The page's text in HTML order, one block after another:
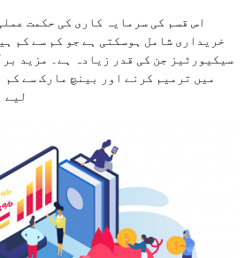
اس قسم کی سرمایہ کاری کی حکمت
خریداری شامل ہوسکتی ہے جو کم سے کم
سیکیورٹیز جن کی قدر زیادہ ہے۔ مزید
میں ترمیم کرنے اور بینچ مارک سے
لیے